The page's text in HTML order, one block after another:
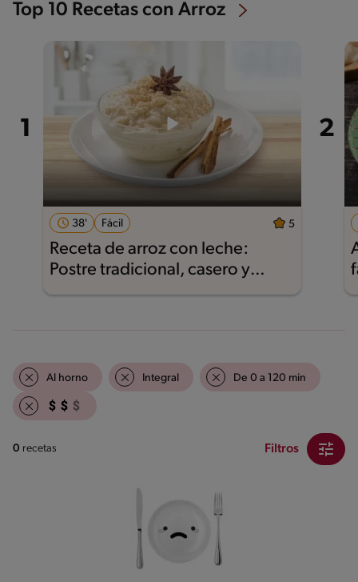
Top 10 Recetas con Arroz
38' Fácil 5
Receta de arroz con leche:
Postre tradicional, casero y
delicioso
Al horno Integral De 0 a 120 min
0 recetas Filtros